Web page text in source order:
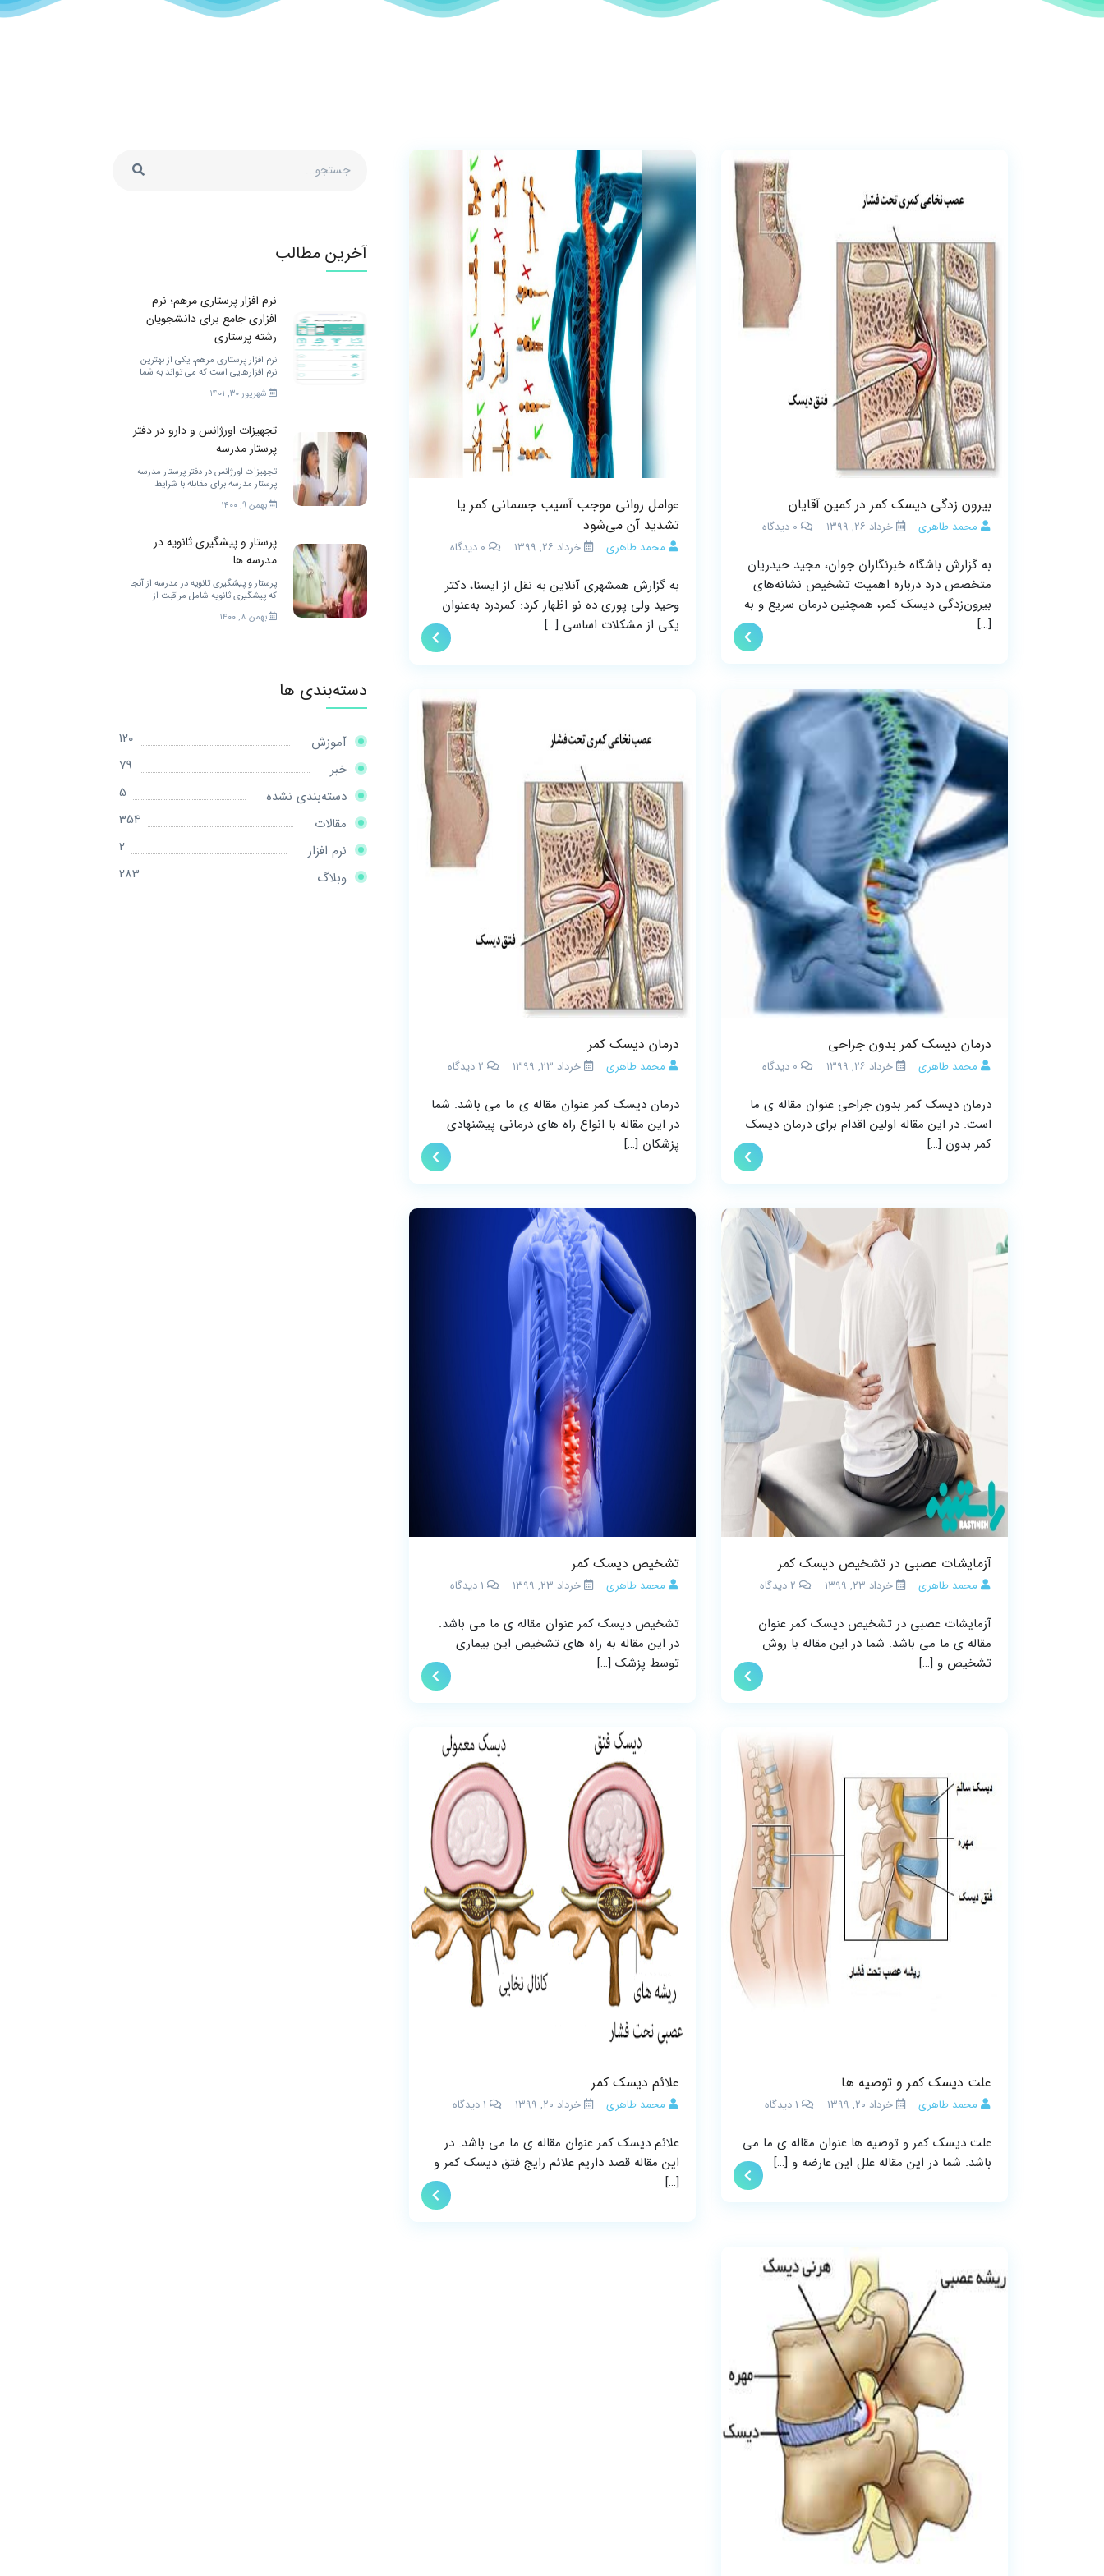
بیرون زدگی دیسک کمر در کمین آقایان
محمد طاهری خرداد ۲۶, ۱۳۹۹ 0 دیدگاه
به گزارش باشگاه خبرنگاران جوان، مجید حیدریان
متخصص درد درباره اهمیت تشخیص نشانه‌های
بیرون‌زدگی دیسک کمر، همچنین درمان سریع و به
[…]
عوامل روانی موجب آسیب جسمانی کمر یا
تشدید آن می‌شود
محمد طاهری خرداد ۲۶, ۱۳۹۹ 0 دیدگاه
به گزارش همشهری آنلاین به نقل از ایسنا، دکتر
وحید ولی پوری ده نو اظهار کرد: کمردرد به‌عنوان
یکی از مشکلات اساسی […]
درمان دیسک کمر بدون جراحی
محمد طاهری خرداد ۲۶, ۱۳۹۹ 0 دیدگاه
درمان دیسک کمر بدون جراحی عنوان مقاله ی ما
است. در این مقاله اولین اقدام برای درمان دیسک
کمر بدون […]
درمان دیسک کمر
محمد طاهری خرداد ۲۳, ۱۳۹۹ 2 دیدگاه
درمان دیسک کمر عنوان مقاله ی ما می باشد. شما
در این مقاله با انواع راه های درمانی پیشنهادی
پزشکان […]
آزمایشات عصبی در تشخیص دیسک کمر
محمد طاهری خرداد ۲۳, ۱۳۹۹ 2 دیدگاه
آزمایشات عصبی در تشخیص دیسک کمر عنوان
مقاله ی ما می باشد. شما در این مقاله با روش
تشخیص و […]
تشخیص دیسک کمر
محمد طاهری خرداد ۲۳, ۱۳۹۹ 1 دیدگاه
تشخیص دیسک کمر عنوان مقاله ی ما می باشد.
در این مقاله به راه های تشخیص این بیماری
توسط پزشک […]
علت دیسک کمر و توصیه ها
محمد طاهری خرداد ۲۰, ۱۳۹۹ 1 دیدگاه
علت دیسک کمر و توصیه ها عنوان مقاله ی ما می
باشد. شما در این مقاله علل این عارضه و […]
علائم دیسک کمر
محمد طاهری خرداد ۲۰, ۱۳۹۹ 1 دیدگاه
علائم دیسک کمر عنوان مقاله ی ما می باشد. در
این مقاله قصد داریم علائم رایج فتق دیسک کمر و
[…]
آخرین مطالب
نرم افزار پرستاری مرهم؛ نرم
افزاری جامع برای دانشجویان
رشته پرستاری
نرم افزار پرستاری مرهم، یکی از بهترین
نرم افزارهایی است که می تواند به شما
دانشجویان رشته پرستاری خدمات
مختلفی را ارائه کند. برای بهتر شدن.
شهریور ۳۰, ۱۴۰۱
تجهیزات اورژانس و دارو در دفتر
پرستار مدرسه
تجهیزات اورژانس در دفتر پرستار مدرسه
پرستار مدرسه برای مقابله با شرایط
اضطراری در مدرسه به تجهیزات زیادی
احتیاج دارد. […]
بهمن ۹, ۱۴۰۰
پرستار و پیشگیری ثانویه در
مدرسه ها
پرستار و پیشگیری ثانویه در مدرسه از آنجا
که پیشگیری ثانویه شامل مراقبت از
کودکان در زمان نیاز به مراقبت […]
بهمن ۸, ۱۴۰۰
دسته‌بندی ها
آموزش
120
خبر
79
دسته‌بندی نشده
5
مقالات
354
نرم افزار
2
وبلاگ
283